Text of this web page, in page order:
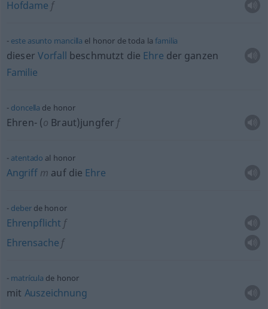
Hofdame f
este asunto mancilla el honor de toda lafamilia
dieser Vorfall beschmutzt die Ehre der ganzen
Familie
doncella de honor
Ehren- (o Braut)jungfer f
atentado al honor
Angriffm auf die Ehre
deberde honor
Ehrenpflicht f
Ehrensache f
matrícula de honor
mit Auszeichnung